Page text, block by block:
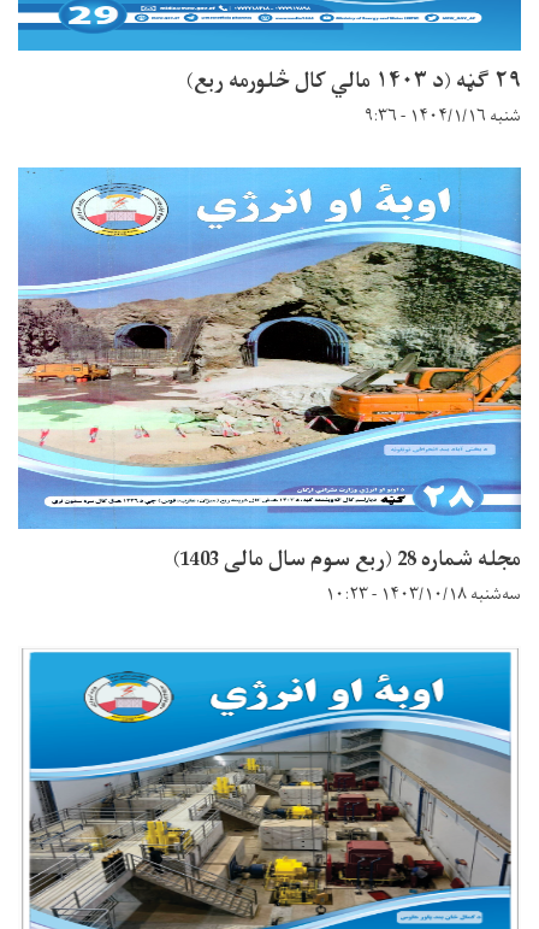
۲۹ ګڼه (د ۱۴۰۳ مالي کال څلورمه ربع)
شنبه ۱۴۰۴/۱/۱۶ - ۹:۳۶
مجله شماره 28 (ربع سوم سال مالی 1403)
سه‌شنبه ۱۴۰۳/۱۰/۱۸ - ۱۰:۲۳